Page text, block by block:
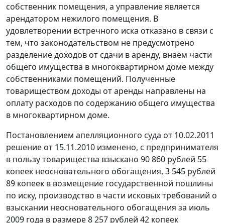
собственник помещения, а управление является
арендатором нежилого помещения. В
удовлетворении встречного иска отказано в связи с
тем, что законодательством не предусмотрено
разделение доходов от сдачи в аренду, внаем части
общего имущества в многоквартирном доме между
собственниками помещений. Полученные
товариществом доходы от аренды направлены на
оплату расходов по содержанию общего имущества
в многоквартирном доме.
Постановлением апелляционного суда от 10.02.2011
решение от 15.11.2010 изменено, с предпринимателя
в пользу товарищества взыскано 90 860 рублей 55
копеек неосновательного обогащения, 3 545 рублей
89 копеек в возмещение государственной пошлины
по иску, производство в части исковых требований о
взыскании неосновательного обогащения за июль
2009 года в размере 8 257 рублей 42 копеек